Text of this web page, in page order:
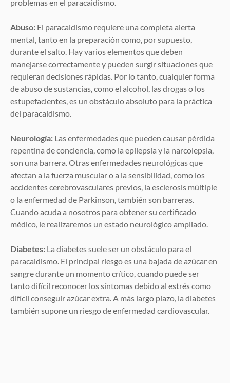
problemas en el paracaidismo.
Abuso: El paracaidismo requiere una completa alerta
mental, tanto en la preparación como, por supuesto,
durante el salto. Hay varios elementos que deben
manejarse correctamente y pueden surgir situaciones que
requieran decisiones rápidas. Por lo tanto, cualquier forma
de abuso de sustancias, como el alcohol, las drogas o los
estupefacientes, es un obstáculo absoluto para la práctica
del paracaidismo.
Neurología: Las enfermedades que pueden causar pérdida
repentina de conciencia, como la epilepsia y la narcolepsia,
son una barrera. Otras enfermedades neurológicas que
afectan a la fuerza muscular o a la sensibilidad, como los
accidentes cerebrovasculares previos, la esclerosis múltiple
o la enfermedad de Parkinson, también son barreras.
Cuando acuda a nosotros para obtener su certificado
médico, le realizaremos un estado neurológico ampliado.
Diabetes: La diabetes suele ser un obstáculo para el
paracaidismo. El principal riesgo es una bajada de azúcar en
sangre durante un momento crítico, cuando puede ser
tanto difícil reconocer los síntomas debido al estrés como
difícil conseguir azúcar extra. A más largo plazo, la diabetes
también supone un riesgo de enfermedad cardiovascular.